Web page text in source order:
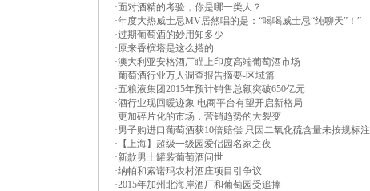
·面对酒精的考验，你是哪一类人？
·年度大热威士忌MV居然唱的是：“喝喝威士忌“纯聊天”！”
·过期葡萄酒的妙用知多少
·原来香槟塔是这么搭的
·澳大利亚安格酒厂瞄上印度高端葡萄酒市场
·葡萄酒行业万人调查报告摘要-区域篇
·五粮液集团2015年预计销售总额突破650亿元
·酒行业现回暖迹象 电商平台有望开启新格局
·更加碎片化的市场，营销趋势的大裂变
·男子购进口葡萄酒获10倍赔偿 只因二氧化硫含量未按规标注
· 【上海】超级一级园爱侣园名家之夜
·新款男士罐装葡萄酒问世
·纳帕和索诺玛农村酒庄项目引争议
·2015年加州北海岸酒厂和葡萄园受追捧